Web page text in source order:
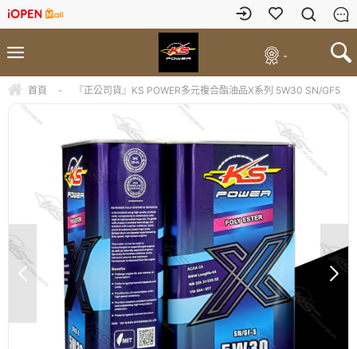
-
首頁 - 『正公司貨』KS POWER多元複合酯油品X系列 5W30 SN/GF5